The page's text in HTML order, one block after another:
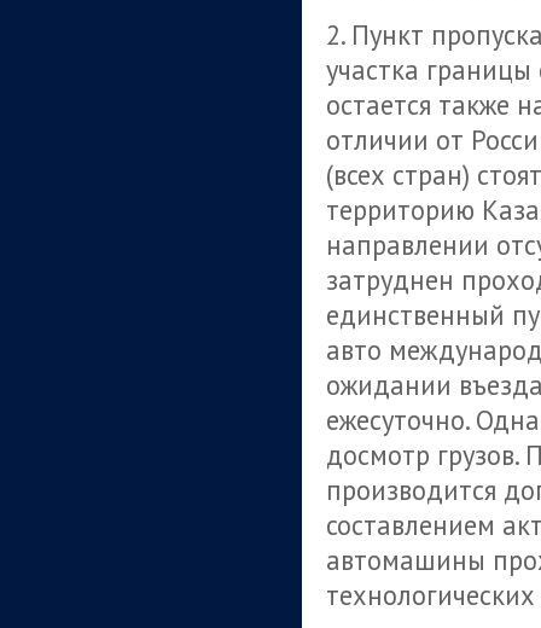
2. Пункт
участка
остается также
отличии от
(всех стран)
территорию
направлении
затруднен
единственный
авто
ожидании
ежесуточно.
досмотр грузов.
производится
составлением
автомашины